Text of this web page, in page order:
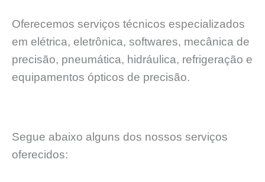
Oferecemos serviços técnicos especializados
em elétrica, eletrônica, softwares, mecânica de
precisão, pneumática, hidráulica, refrigeração e
equipamentos ópticos de precisão.
Segue abaixo alguns dos nossos serviços
oferecidos: